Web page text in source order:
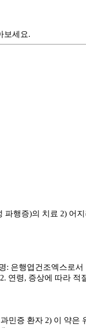
보세요.
파행증)의 치료 2) 어
은행엽건조엑스로
연령, 증상에 따라 적
민증 환자 2) 이 약은